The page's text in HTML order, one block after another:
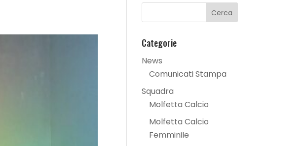
Categorie
News
Comunicati Stampa
Squadra
Molfetta Calcio
Molfetta Calcio
Femminile